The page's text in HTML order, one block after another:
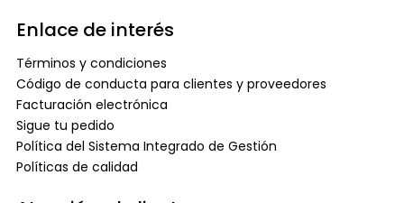
Enlace de interés
Términos y condiciones
Código de conducta para clientes y proveedores
Facturación electrónica
Sigue tu pedido
Política del Sistema Integrado de Gestión
Políticas de calidad